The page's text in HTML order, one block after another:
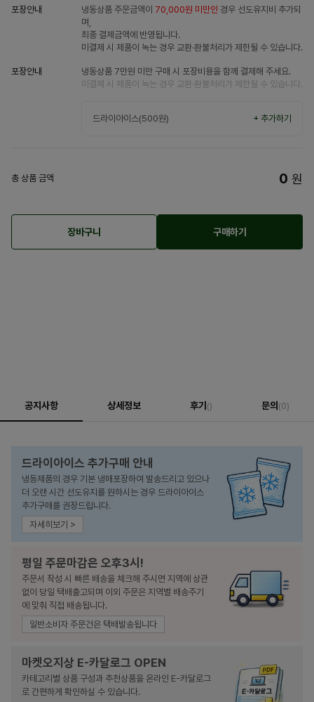
포장안내 냉동상품 주문금액이 70,000원 미만인 경우 선도유지비 추가되
며,
최종 결제금액에 반영됩니다.
미결제 시 제품이 녹는 경우 교환·환불처리가 제한될 수 있습니다.
포장안내
냉동상품 7만원 미만 구매 시 포장비용을 함께 결제해 주세요.
미결제 시 제품이 녹는 경우 교환·환불처리가 제한될 수 있습니다.
드라이아이스(500원) + 추가하기
총 상품 금액 0 원
장바구니 구매하기
공지사항 상세정보 후기 () 문의 (0)
드라이아이스 추가구매 안내
냉동제품의 경우 기본 냉매포장하여 발송드리고 있으나
더 오랜 시간 선도유지를 원하시는 경우 드라이아이스
추가구매를 권장드립니다.
자세히보기 >
평일 주문마감은 오후3시!
주문서 작성 시 빠른 배송을 체크해 주시면 지역에 상관
없이 당일 택배출고되며 이외 주문은 지역별 배송주기
에 맞춰 직접 배송됩니다.
일반소비자 주문건은 택배발송됩니다
마켓오지상 E-카달로그 OPEN
카테고리별 상품 구성과 추천상품을 온라인 E-카달로그
로 간편하게 확인하실 수 있습니다.